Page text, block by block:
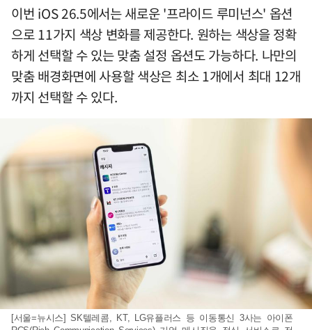
이번 iOS 26.5에서는 새로운 '프라이드 루미넌스' 옵션
으로 11가지 색상 변화를 제공한다. 원하는 색상을 정확
하게 선택할 수 있는 맞춤 설정 옵션도 가능하다. 나만의
맞춤 배경화면에 사용할 색상은 최소 1개에서 최대 12개
까지 선택할 수 있다.
[서울=뉴시스] SK텔레콤, KT, LG유플러스 등 이동통신 3사는 아이폰